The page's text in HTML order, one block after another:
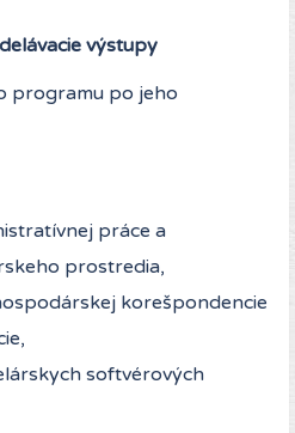
výstupy
programu po jeho
práce a
prostredia,
korešpondencie
softvérových